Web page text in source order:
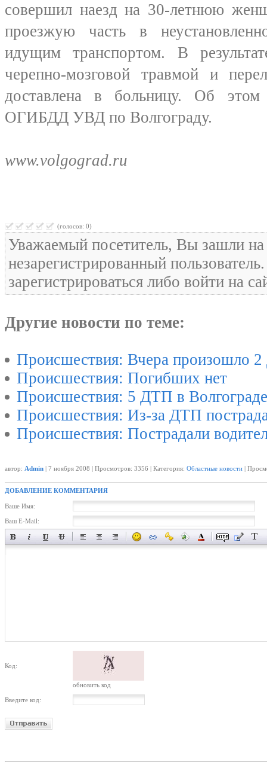
совершил наезд на 30-летнюю
проезжую часть в
идущим транспортом. В
черепно-мозговой травмой и
доставлена в больницу. Об этом
ОГИБДД УВД по Волгограду.
www.volgograd.ru
(голосов: 0)
Уважаемый посетитель, Вы зашли на
незарегистрированный
зарегистрироваться либо войти на
Другие новости по теме:
Происшествия: Вчера произошло
Происшествия: Погибших нет
Происшествия: 5 ДТП в Волгограде
Происшествия: Из-за ДТП
Происшествия: Пострадали
автор: Admin | 7 ноября 2008 | Просмотров: 3356 | Категория: Областные новости |
ДОБАВЛЕНИЕ КОММЕНТАРИЯ
Ваше Имя:
Ваш E-Mail:
Код:
обновить код
Введите код: